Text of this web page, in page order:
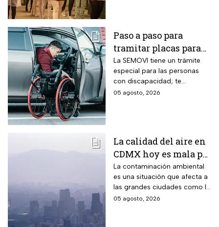
Paso a paso para
tramitar placas para
automovilistas con
discapacidad en
CDMX durante 2026
La SEMOVI tiene un trámite
especial para las personas
con discapacidad; te
contamos todo lo que
05 agosto, 2026
La calidad del aire en
CDMX hoy es mala por
partículas PM10;
¿habrá Doble Hoy No
Circula?
La contaminación ambiental
es una situación que afecta a
las grandes ciudades como la
CDMX y cuando los niveles
05 agosto, 2026